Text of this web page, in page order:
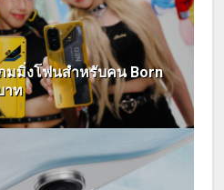
มมิ่งโฟนสำหรับคน Born
าท